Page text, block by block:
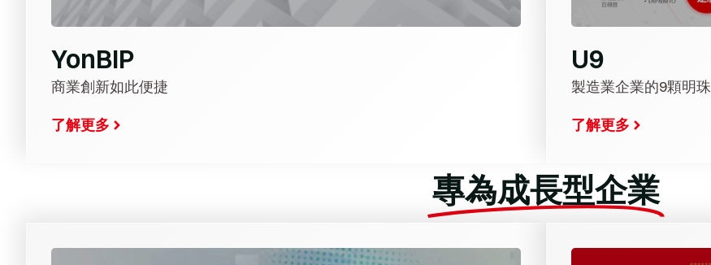
YonBIP
商業創新如此便捷
了解更多
U9
製造業企業的9顆明珠
了解更多
專為成長型企業